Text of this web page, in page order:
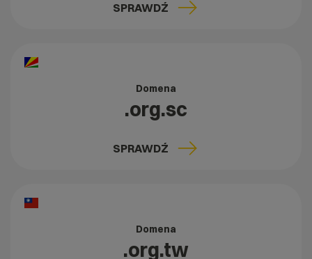
SPRAWDŹ
Domena
.org.sc
SPRAWDŹ
Domena
.org.tw